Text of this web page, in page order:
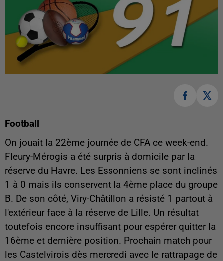
Football
On jouait la 22ème journée de CFA ce week-end.
Fleury-Mérogis a été surpris à domicile par la
réserve du Havre. Les Essonniens se sont inclinés
1 à 0 mais ils conservent la 4ème place du groupe
B. De son côté, Viry-Châtillon a résisté 1 partout à
l'extérieur face à la réserve de Lille. Un résultat
toutefois encore insuffisant pour espérer quitter la
16ème et dernière position. Prochain match pour
les Castelvirois dès mercredi avec le rattrapage de